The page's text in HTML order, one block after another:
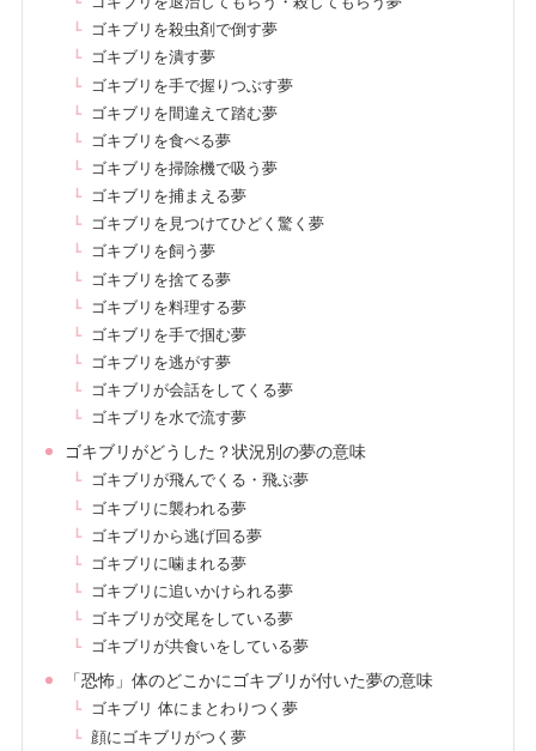
ゴキブリを殺虫剤で倒す夢
ゴキブリを潰す夢
ゴキブリを手で握りつぶす夢
ゴキブリを間違えて踏む夢
ゴキブリを食べる夢
ゴキブリを掃除機で吸う夢
ゴキブリを捕まえる夢
ゴキブリを見つけてひどく驚く夢
ゴキブリを飼う夢
ゴキブリを捨てる夢
ゴキブリを料理する夢
ゴキブリを手で掴む夢
ゴキブリを逃がす夢
ゴキブリが会話をしてくる夢
ゴキブリを水で流す夢
ゴキブリがどうした？状況別の夢の意味
ゴキブリが飛んでくる・飛ぶ夢
ゴキブリに襲われる夢
ゴキブリから逃げ回る夢
ゴキブリに噛まれる夢
ゴキブリに追いかけられる夢
ゴキブリが交尾をしている夢
ゴキブリが共食いをしている夢
「恐怖」体のどこかにゴキブリが付いた夢の意味
ゴキブリ 体にまとわりつく夢
顔にゴキブリがつく夢